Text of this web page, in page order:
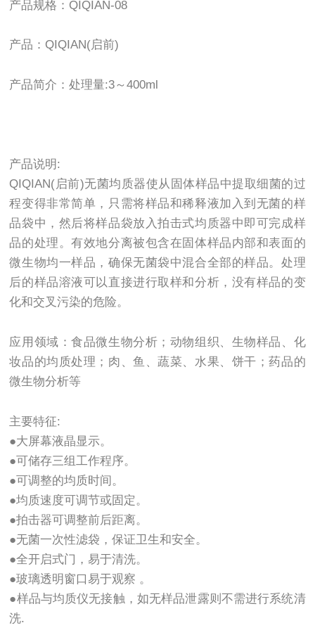
产品规格：QIQIAN-08
产品：QIQIAN(启前)
产品简介：处理量:3～400ml
产品说明:
QIQIAN(启前)无菌均质器使从固体样品中提取细菌的过
程变得非常简单，只需将样品和稀释液加入到无菌的样
品袋中，然后将样品袋放入拍击式均质器中即可完成样
品的处理。有效地分离被包含在固体样品内部和表面的
微生物均一样品，确保无菌袋中混合全部的样品。处理
后的样品溶液可以直接进行取样和分析，没有样品的变
化和交叉污染的危险。
应用领域：食品微生物分析；动物组织、生物样品、化
妆品的均质处理；肉、鱼、蔬菜、水果、饼干；药品的
微生物分析等
主要特征:
●大屏幕液晶显示。
●可储存三组工作程序。
●可调整的均质时间。
●均质速度可调节或固定。
●拍击器可调整前后距离。
●无菌一次性滤袋，保证卫生和安全。
●全开启式门，易于清洗。
●玻璃透明窗口易于观察 。
●样品与均质仪无接触，如无样品泄露则不需进行系统清
洗.